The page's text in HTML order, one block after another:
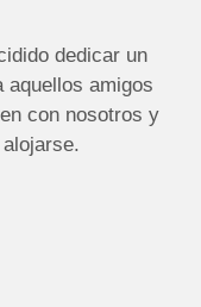
dedicar un
aquellos amigos
con nosotros y